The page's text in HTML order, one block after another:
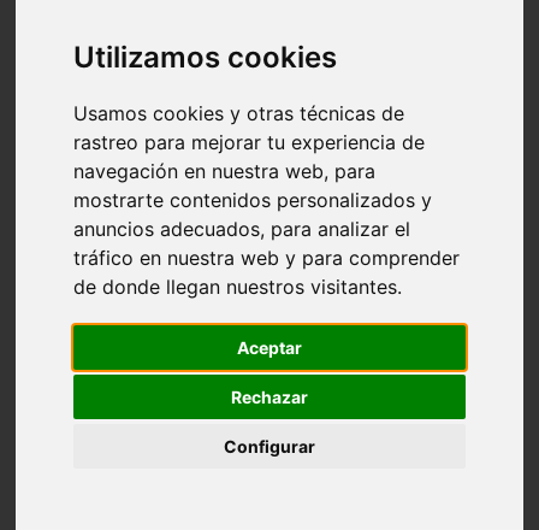
Utilizamos cookies
Usamos cookies y otras técnicas de
rastreo para mejorar tu experiencia de
navegación en nuestra web, para
mostrarte contenidos personalizados y
anuncios adecuados, para analizar el
tráfico en nuestra web y para comprender
de donde llegan nuestros visitantes.
Aceptar
Rechazar
Configurar
Valencia - chiva
Murcia - calasparra
Valencia - sagunt
Asturias - ribadesella
Castellón - benicàssim
Alicante - el-campello
Cádiz - rota
Madrid - las-rozas-de-madrid
Ciudad-real - ciudad-real
Madrid - tres-cantos
Las-palmas - yaiza
Alicante - elx